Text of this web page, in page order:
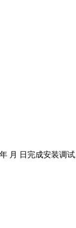
月 日完成安装调